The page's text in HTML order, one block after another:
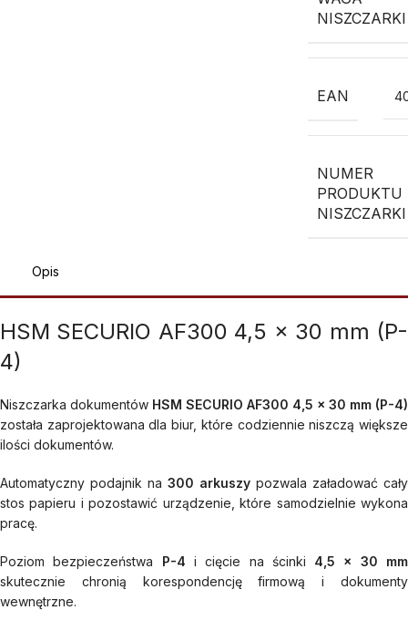
NISZCZARKI
EAN
NUMER
PRODUKTU
NISZCZARKI
Opis
HSM SECURIO AF300 4,5 x 30 mm (P-
4)
Niszczarka dokumentów HSM SECURIO AF300 4,5 x 30 mm (P-4)
została zaprojektowana dla biur, które codziennie niszczą większe
ilości dokumentów.
Automatyczny podajnik na 300 arkuszy pozwala załadować cały
stos papieru i pozostawić urządzenie, które samodzielnie wykona
pracę.
Poziom bezpieczeństwa P-4 i cięcie na ścinki 4,5 x 30 mm
skutecznie chronią korespondencję firmową i dokumenty
wewnętrzne.